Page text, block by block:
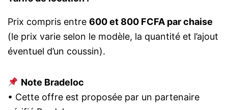
Prix compris entre 600 et 800 FCFA par chaise
(le prix varie selon le modèle, la quantité et l’ajout
éventuel d’un coussin).
Note Bradeloc
• Cette offre est proposée par un partenaire